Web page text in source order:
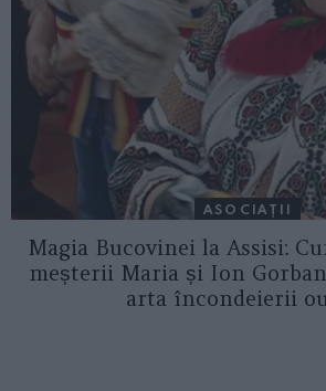
ASOCIAŢII
Magia Bucovinei la Assisi:
meșterii Maria și Ion
arta încondeierii